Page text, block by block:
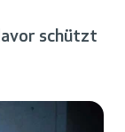
schützt